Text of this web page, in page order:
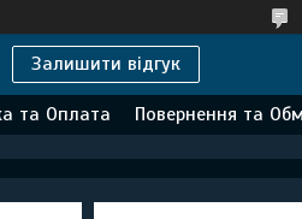
Залишити відгук
та Оплата Повернення та